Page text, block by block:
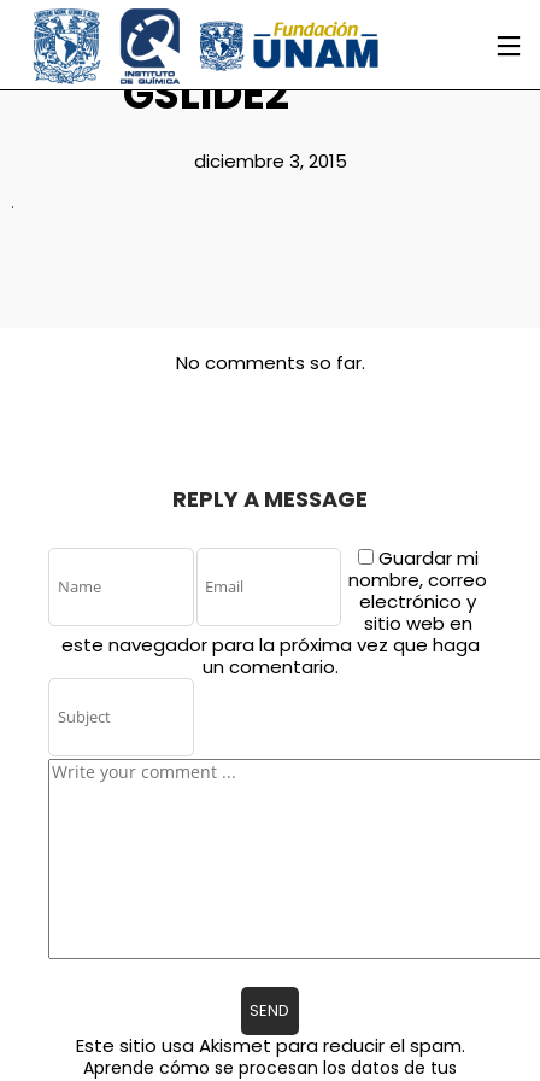
GSLIDE2
diciembre 3, 2015
No comments so far.
REPLY A MESSAGE
Guardar mi
nombre, correo
electrónico y
sitio web en
este navegador para la próxima vez que haga
un comentario.
Este sitio usa Akismet para reducir el spam.
Aprende cómo se procesan los datos de tus